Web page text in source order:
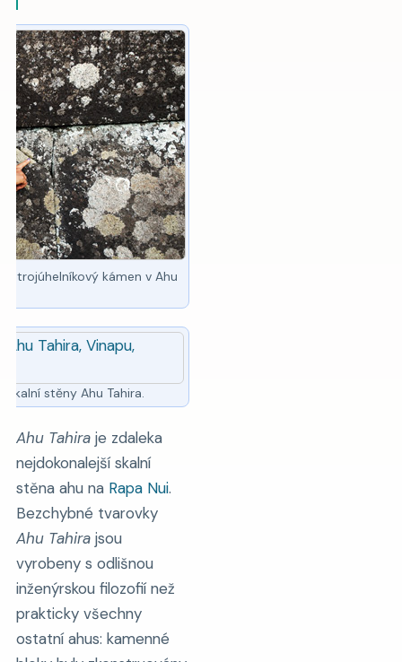
trojúhelníkový kámen v Ahu
stěny Ahu Tahira.
Ahu Tahiraje zdaleka
nejdokonalejší skalní
stěna ahu na Rapa Nui.
Bezchybné tvarovky
Ahu Tahirajsou
vyrobeny s odlišnou
inženýrskou filozofií než
prakticky všechny
ostatní ahus: kamenné